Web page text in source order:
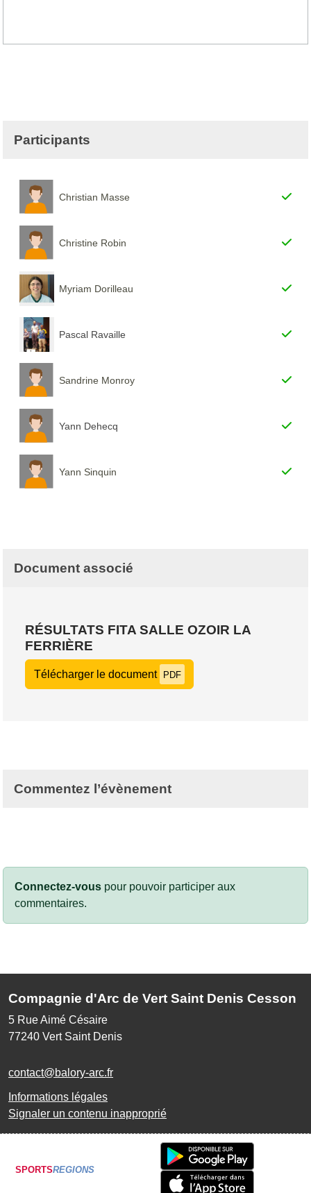
Participants
Christian Masse
Christine Robin
Myriam Dorilleau
Pascal Ravaille
Sandrine Monroy
Yann Dehecq
Yann Sinquin
Document associé
RÉSULTATS FITA SALLE OZOIR LA
FERRIÈRE
Télécharger le document PDF
Commentez l’évènement
Connectez-vous pour pouvoir participer aux
commentaires.
Compagnie d'Arc de Vert Saint Denis Cesson
5 Rue Aimé Césaire
77240 Vert Saint Denis
contact@balory-arc.fr
Informations légales
Signaler un contenu inapproprié
SPORTSREGIONS